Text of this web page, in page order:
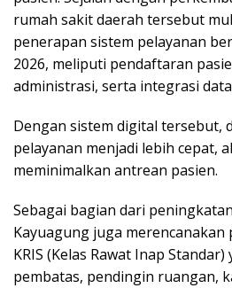
rumah sakit daerah tersebut
penerapan sistem pelayanan
2026, meliputi pendaftaran
administrasi, serta integrasi
Dengan sistem digital tersebut,
pelayanan menjadi lebih cepat,
meminimalkan antrean pasien.
Sebagai bagian dari
Kayuagung juga
KRIS (Kelas Rawat Inap
pembatas, pendingin ruangan,